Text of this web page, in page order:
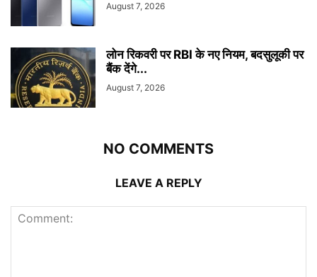
August 7, 2026
लोन रिकवरी पर RBI के नए नियम, बदसुलूकी पर
बैंक देंगे...
August 7, 2026
NO COMMENTS
LEAVE A REPLY